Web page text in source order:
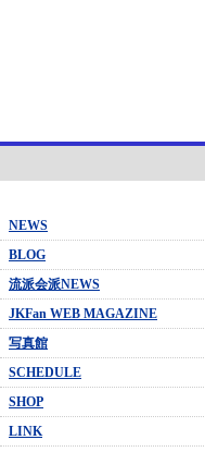
NEWS
BLOG
流派会派NEWS
JKFan WEB MAGAZINE
写真館
SCHEDULE
SHOP
LINK